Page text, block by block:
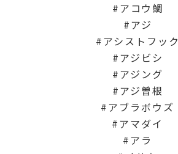
アコウ鯛
アジ
アシストフック
アジビシ
アジング
アジ曽根
アブラボウズ
アマダイ
アラ